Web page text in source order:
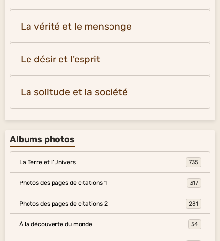
La vérité et le mensonge
Le désir et l'esprit
La solitude et la société
Albums photos
La Terre et l'Univers 735
Photos des pages de citations 1 317
Photos des pages de citations 2 281
À la découverte du monde 54